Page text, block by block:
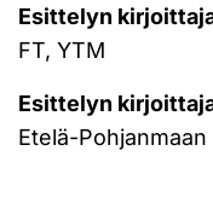
Esittelyn
FT, YTM
Esittelyn
Etelä-